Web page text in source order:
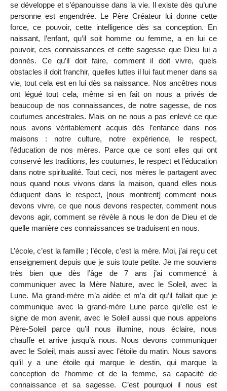
se développe et s’épanouisse dans la vie. Il existe dès qu’une
personne est engendrée. Le Père Créateur lui donne cette
force, ce pouvoir, cette intelligence dès sa conception. En
naissant, l’enfant, qu’il soit homme ou femme, a en lui ce
pouvoir, ces connaissances et cette sagesse que Dieu lui a
donnés. Ce qu’il doit faire, comment il doit vivre, quels
obstacles il doit franchir, quelles luttes il lui faut mener dans sa
vie, tout cela est en lui dès sa naissance. Nos ancêtres nous
ont légué tout cela, même si en fait on nous a privés de
beaucoup de nos connaissances, de notre sagesse, de nos
coutumes ancestrales. Mais on ne nous a pas enlevé ce que
nous avons véritablement acquis dès l’enfance dans nos
maisons : notre culture, notre expérience, le respect,
l’éducation de nos mères. Parce que ce sont elles qui ont
conservé les traditions, les coutumes, le respect et l’éducation
dans notre spiritualité. Tout ceci, nos mères le partagent avec
nous quand nous vivons dans la maison, quand elles nous
éduquent dans le respect, [nous montrent] comment nous
devons vivre, ce que nous devons respecter, comment nous
devons agir, comment se révèle à nous le don de Dieu et de
quelle manière ces connaissances se traduisent en nous.
L’école, c’est la famille ; l’école, c’est la mère. Moi, j’ai reçu cet
enseignement depuis que je suis toute petite. Je me souviens
très bien que dès l’âge de 7 ans j’ai commencé à
communiquer avec la Mère Nature, avec le Soleil, avec la
Lune. Ma grand-mère m’a aidée et m’a dit qu’il fallait que je
communique avec la grand-mère Lune parce qu’elle est le
signe de mon avenir, avec le Soleil aussi que nous appelons
Père-Soleil parce qu’il nous illumine, nous éclaire, nous
chauffe et arrive jusqu’à nous. Nous devons communiquer
avec le Soleil, mais aussi avec l’étoile du matin. Nous savons
qu’il y a une étoile qui marque le destin, qui marque la
conception de l’homme et de la femme, sa capacité de
connaissance et sa sagesse. C’est pourquoi il nous est